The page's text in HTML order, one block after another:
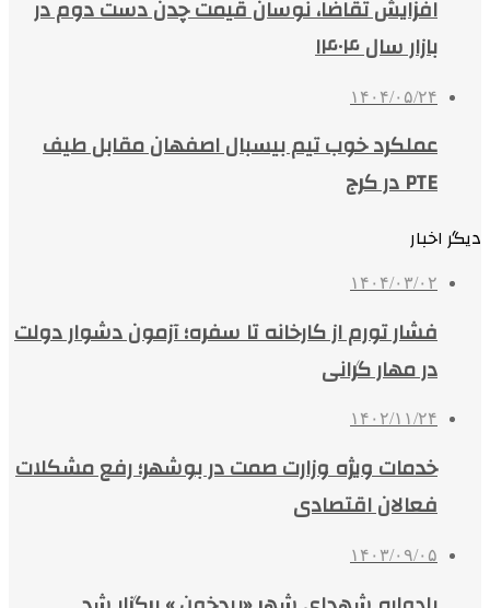
افزایش تقاضا، نوسان قیمت چدن دست دوم در
بازار سال ۱۴۰۴
۱۴۰۴/۰۵/۲۴
عملکرد خوب تیم بیسبال اصفهان مقابل طیف
PTE در کرج
دیگر اخبار
۱۴۰۴/۰۳/۰۲
فشار تورم از کارخانه تا سفره؛ آزمون دشوار دولت
در مهار گرانی
۱۴۰۲/۱۱/۲۴
خدمات ویژه وزارت صمت در بوشهر؛ رفع مشکلات
فعالان اقتصادی
۱۴۰۳/۰۹/۰۵